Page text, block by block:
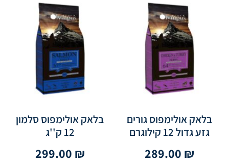
בלאק אולימפוס גורים
גזע גדול 12 קילוגרם
289.00 ₪
בלאק אולימפוס סלמון
12 ק''ג
299.00 ₪